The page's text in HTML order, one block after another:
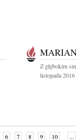
Z głębokim
listopada
6 7 8 9 10 ...